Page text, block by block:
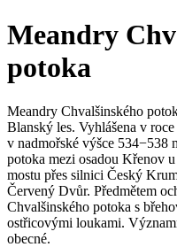
Meandry
potoka
Meandry Chvalšinského
Blanský les. Vyhlášena v
v nadmořské výšce 534−538
potoka mezi osadou Křenov
mostu přes silnici Český
Červený Dvůr. Předmětem
Chvalšinského potoka s
ostřicovými loukami.
obecné.